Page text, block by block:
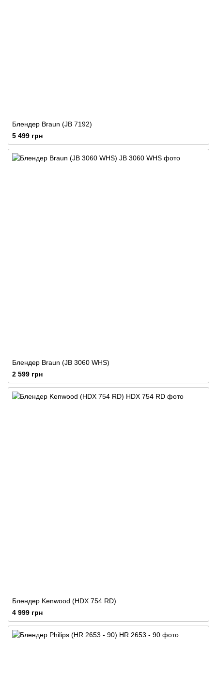
Блендер Braun (JB 7192)
5 499 грн
Блендер Braun (JB 3060 WHS)
2 599 грн
Блендер Kenwood (HDX 754 RD)
4 999 грн